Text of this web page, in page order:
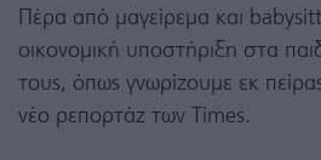
Πέρα από μαγείρεμα και
οικονομική υποστήριξη στα
τους, όπως γνωρίζουμε εκ
νέο ρεπορτάζ των Times.